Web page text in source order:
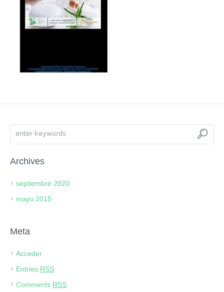
Archives
septiembre 2020
mayo 2015
Meta
Acceder
Entries RSS
Comments RSS